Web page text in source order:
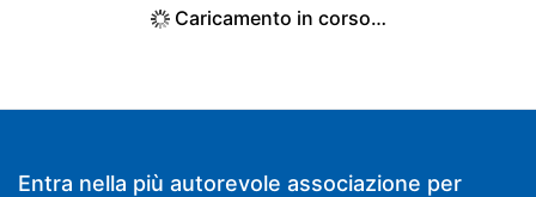
Caricamento in corso…
Entra nella più autorevole associazione per